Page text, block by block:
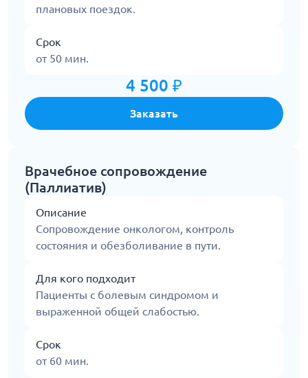
плановых поездок.
Срок
от 50 мин.
4 500 ₽
Заказать
Врачебное сопровождение
(Паллиатив)
Описание
Сопровождение онкологом, контроль
состояния и обезболивание в пути.
Для кого подходит
Пациенты с болевым синдромом и
выраженной общей слабостью.
Срок
от 60 мин.